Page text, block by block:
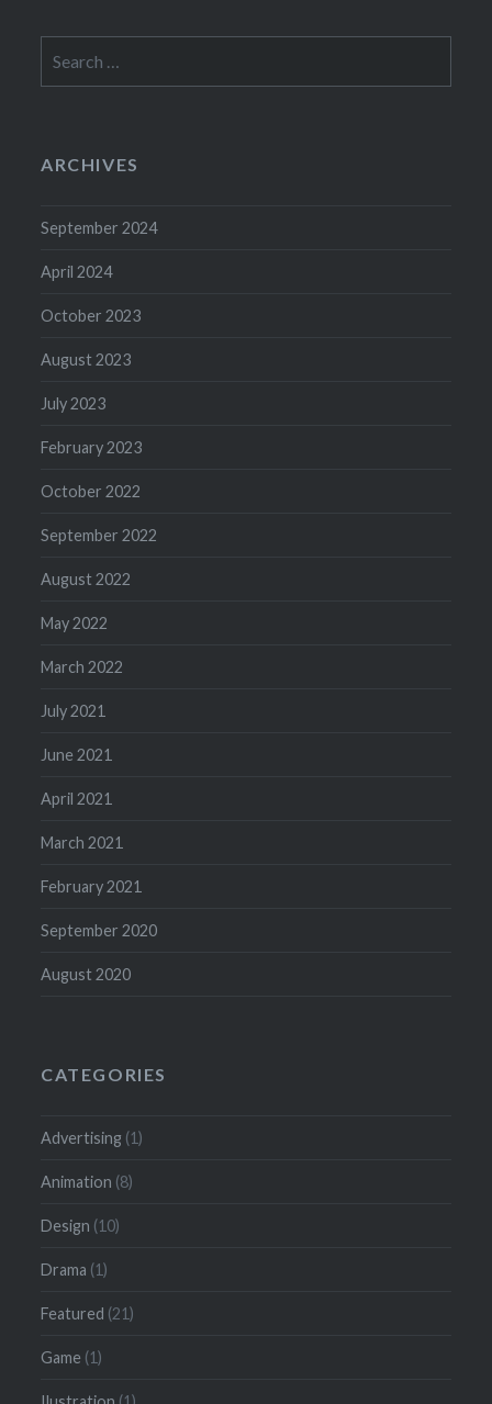
for:
ARCHIVES
September 2024
April 2024
October 2023
August 2023
July 2023
February 2023
October 2022
September 2022
August 2022
May 2022
March 2022
July 2021
June 2021
April 2021
March 2021
February 2021
September 2020
August 2020
CATEGORIES
Advertising (1)
Animation (8)
Design (10)
Drama (1)
Featured (21)
Game (1)